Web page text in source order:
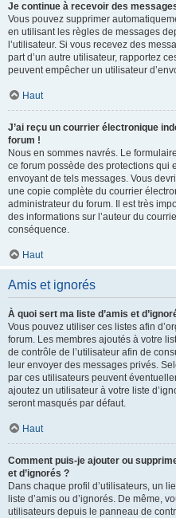
Je continue à recevoir des
Vous pouvez supprimer
en utilisant les règles de messages
l’utilisateur. Si vous recevez des
part d’un autre utilisateur, rapportez
peuvent empêcher un utilisateur
Haut
J’ai reçu un courrier électronique
forum !
Nous en sommes navrés. Le
ce forum possède des protections qui
envoyant de tels messages. Vous
une copie complète du courrier
administrateur du forum. Il est très
des informations sur l’auteur du
conséquence.
Haut
Amis et ignorés
À quoi sert ma liste d’amis et
Vous pouvez utiliser ces listes afin
forum. Les membres ajoutés à votre
de contrôle de l’utilisateur afin de
leur envoyer des messages privés.
par ces utilisateurs peuvent
ajoutez un utilisateur à votre liste
seront masqués par défaut.
Haut
Comment puis-je ajouter ou
et d’ignorés ?
Dans chaque profil d’utilisateurs, un
liste d’amis ou d’ignorés. De même,
utilisateurs depuis le panneau de